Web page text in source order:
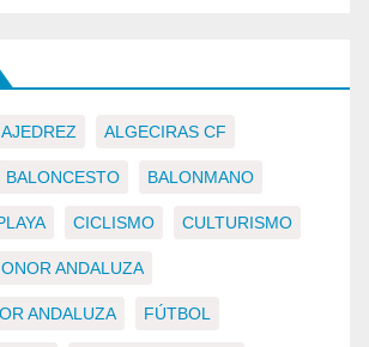
AJEDREZ ALGECIRAS CF
BALONCESTO BALONMANO
CICLISMO CULTURISMO
ANDALUZA
ANDALUZA FÚTBOL